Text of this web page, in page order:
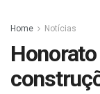
Home Notícias